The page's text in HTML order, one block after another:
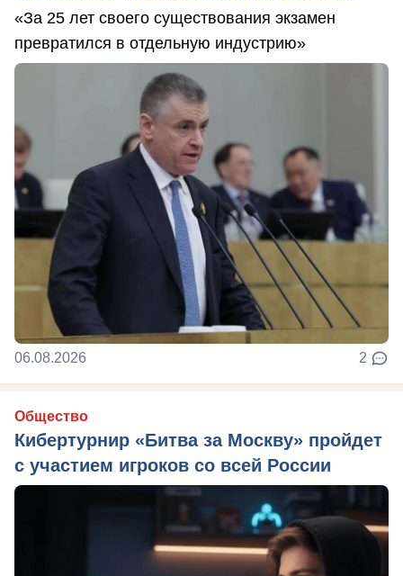
«За 25 лет своего существования экзамен
превратился в отдельную индустрию»
06.08.2026 2
Общество
Кибертурнир «Битва за Москву» пройдет
с участием игроков со всей России